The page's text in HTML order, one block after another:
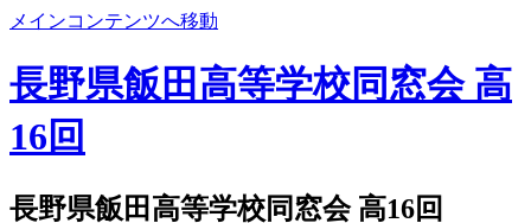
メインコンテンツへ移動
長野県飯田高等学校同窓会 高
16回
長野県飯田高等学校同窓会 高16回